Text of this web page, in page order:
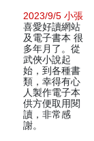
2023/9/5 小張
喜愛好讀網站
及電子書本 很
多年月了。從
武俠小說起
始，到各種書
類，幸得有心
人製作電子本
供方便取用閱
讀，非常感
謝。